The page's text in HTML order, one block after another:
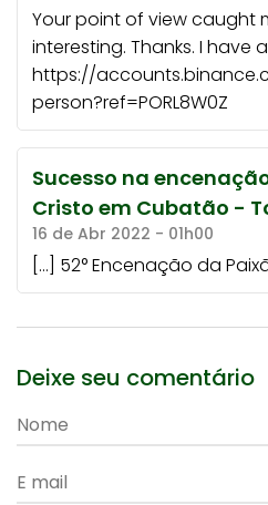
Your point of view caught
interesting. Thanks. I have
https://
person?ref=PORL8W0Z
Sucesso na
Cristo em Cubatão -
16 de Abr 2022 - 01h00
[…] 52° Encenação da
Deixe seu comentário